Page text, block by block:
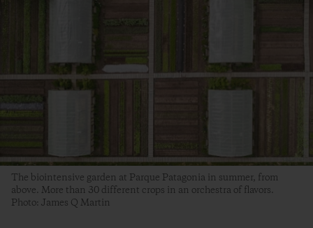
The biointensive garden at Parque Patagonia in summer, from
above. More than 30 different crops in an orchestra of flavors.
Photo: James Q Martin